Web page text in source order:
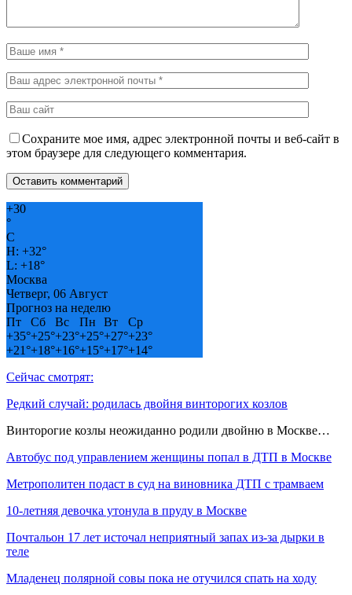
Сохраните мое имя, адрес электронной почты и веб-сайт в
этом браузере для следующего комментария.
+30
°
C
H: +32°
L: +18°
Москва
Четверг, 06 Август
Прогноз на неделю
Пт
Сб Вс Пн Вт
Ср
+35°+25°+23°+25°+27°+23°
+21°+18°+16°+15°+17°+14°
Сейчас смотрят:
Редкий случай: родилась двойня винторогих козлов
Винторогие козлы неожиданно родили двойню в Москве…
Автобус под управлением женщины попал в ДТП в Москве
Метрополитен подаст в суд на виновника ДТП с трамваем
10-летняя девочка утонула в пруду в Москве
Почтальон 17 лет источал неприятный запах из-за дырки в
теле
Младенец полярной совы пока не отучился спать на ходу